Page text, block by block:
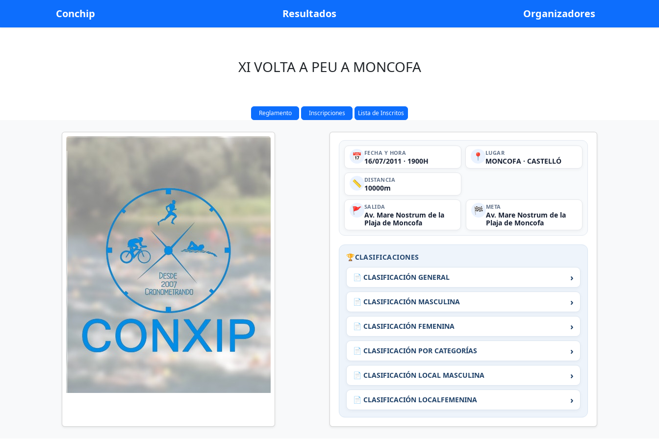
Conchip Resultados Organizadores
XI VOLTA A PEU A MONCOFA
Reglamento Inscripciones Lista de Inscritos
📅 FECHA Y HORA
16/07/2011 · 1900H 📍 LUGAR
MONCOFA · CASTELLÓ
📏 DISTANCIA
10000m
🚩 SALIDA
Av. Mare Nostrum de la
Plaja de Moncofa
🏁 META
Av. Mare Nostrum de la
Plaja de Moncofa
🏆CLASIFICACIONES
📄 CLASIFICACIÓN GENERAL ›
📄 CLASIFICACIÓN MASCULINA ›
📄 CLASIFICACIÓN FEMENINA ›
📄 CLASIFICACIÓN POR CATEGORÍAS ›
📄 CLASIFICACIÓN LOCAL MASCULINA ›
📄 CLASIFICACIÓN LOCALFEMENINA ›